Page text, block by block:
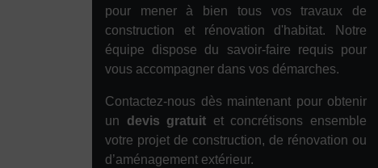
pour mener à bien tous vos travaux de
construction et rénovation d'habitat. Notre
équipe dispose du savoir-faire requis pour
vous accompagner dans vos démarches.
Contactez-nous dès maintenant pour obtenir
un devis gratuit et concrétisons ensemble
votre projet de construction, de rénovation ou
d’aménagement extérieur.